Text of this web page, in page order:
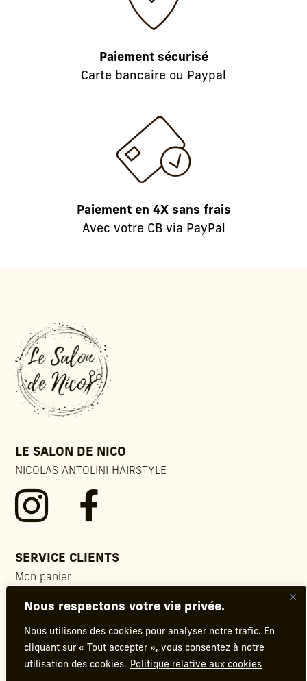
Nous respectons votre vie privée.
Nous utilisons des cookies pour analyser notre trafic. En
cliquant sur « Tout accepter », vous consentez à notre
utilisation des cookies. Politique relative aux cookies
Paiement sécurisé
Carte bancaire ou Paypal
Paiement en 4X sans frais
Avec votre CB via PayPal
LE SALON DE NICO
NICOLAS ANTOLINI HAIRSTYLE
 
SERVICE CLIENTS
Mon panier
FAQ
Conditions générales de vente
Mentions légales
Politique de confidentialité